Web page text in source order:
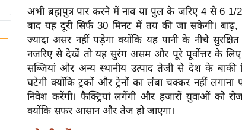
अभी ब्रह्मपुत्र पार करने में नाव या पुल के जरिए 4 से
बाद यह दूरी सिर्फ 30 मिनट में तय की जा सकेगी।
ज्यादा असर नहीं पड़ेगा क्योंकि यह पानी के नीचे
नजरिए से देखें तो यह सुरंग असम और पूरे पूर्वोत्तर के
सब्जियां और अन्य स्थानीय उत्पाद तेजी से देश के बाकी
घटेगी क्योंकि ट्रकों और ट्रेनों का लंबा चक्कर नहीं लगाना
निवेश करेंगी। फैक्ट्रियां लगेंगी और हजारों युवाओं को
क्योंकि सफर आसान और तेज हो जाएगा।